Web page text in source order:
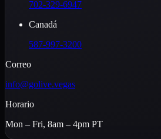
702-329-6947
Canadá
587-997-3200
Correo
info@golive.vegas
Horario
Mon – Fri, 8am – 4pm PT